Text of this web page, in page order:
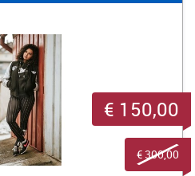
€ 150,00
€ 300,00